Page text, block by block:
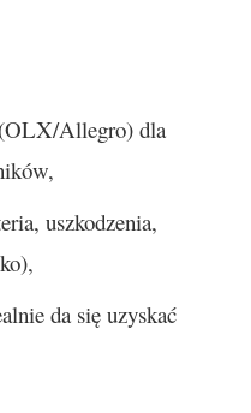
(OLX/Allegro) dla
uszkodzenia,
da się uzyskać